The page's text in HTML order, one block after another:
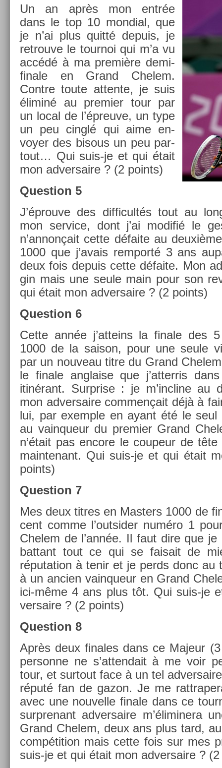
Un an après mon entrée
dans le top 10 mon­di­al, que
je n’ai plus quitté de­puis, je
retro­uve le tour­noi qui m’a vu
accédé à ma première demi-
finale en Grand Chelem.
Con­tre toute at­tente, je suis
éliminé au pre­mi­er tour par
un local de l’épreuve, un type
un peu cinglé qui aime en­
voy­er des bi­s­ous un peu par­
tout… Qui suis-je et qui était
mon ad­versaire ? (2 points)
Ques­tion 5
J’éprouve des dif­ficultés tout au
mon ser­vice, dont j’ai modifié le
n’annonçait cette défaite au
1000 que j’avais re­mporté 3 ans
deux fois de­puis cette défaite. Mon
gin mais une seule main pour son
qui était mon ad­versaire ? (2 points)
Ques­tion 6
Cette année j’at­teins la fin­ale des
1000 de la saison, pour une seule
par un nouveau titre du Grand
le fin­ale an­gla­ise que j’at­terris
itinérant. Sur­pr­ise : je m’incline au
mon ad­versaire com­men­çait déjà à
lui, par ex­em­ple en ayant été le
au vain­queur du pre­mi­er Grand
n’était pas en­core le co­upeur de tête
main­tenant. Qui suis-je et qui était
points)
Ques­tion 7
Mes deux tit­res en Mast­ers 1000 de
cent comme l’out­sid­er numéro 1
Chelem de l’année. Il faut dire que
bat­tant tout ce qui se faisait de
réputa­tion à tenir et je perds donc au
à un an­ci­en vain­queur en Grand
ici-même 4 ans plus tôt. Qui suis-je
versaire ? (2 points)
Ques­tion 8
Après deux fin­ales dans ce Majeur
per­son­ne ne s’at­tendait à me voir
tour, et sur­tout face à un tel
réputé fan de gazon. Je me
avec une nouvel­le fin­ale dans ce
sur­prenant ad­versaire m’éliminera
Grand Chelem, deux ans plus tard,
com­péti­tion mais cette fois sur mes
suis-je et qui était mon ad­versaire ?